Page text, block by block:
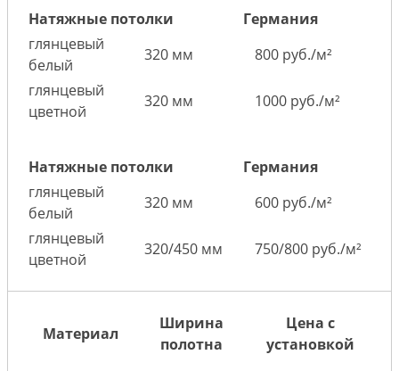
Натяжные потолки
Германия
глянцевый
белый
320 мм
800 руб./м²
глянцевый
цветной
320 мм 1000 руб./м²
Натяжные потолки
Германия
глянцевый
белый
320 мм
600 руб./м²
глянцевый
цветной
320/450 мм 750/800 руб./м²
Материал
Ширина
полотна
Цена с
установкой